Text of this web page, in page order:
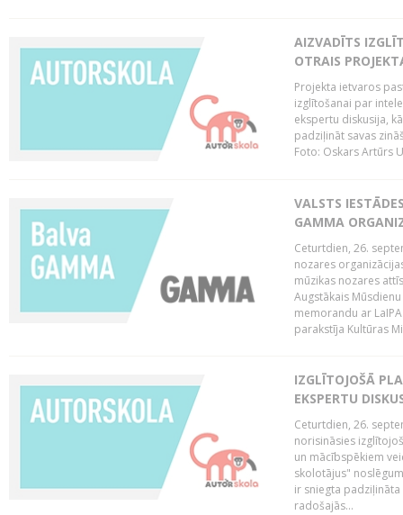
AIZVADĪTS
OTRAIS
Projekta ietvaros
izglītošanai par
ekspertu diskusija,
padziļināt savas
Foto: Oskars Artūrs
VALSTS
GAMMA
Ceturtdien, 26.
nozares
mūzikas nozares
Augstākais
memorandu ar
parakstīja Kultūras
IZGLĪTOJOŠĀ
EKSPERTU
Ceturtdien, 26.
norisināsies
un mācībspēkiem
skolotājus"
ir sniegta
radošajās...